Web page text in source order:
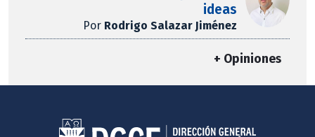
ideas
Por Rodrigo Salazar Jiménez
+ Opiniones